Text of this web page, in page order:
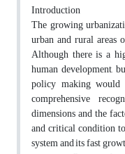
Introduction
The growing
urban and rural
Although there is a
human development,
policy making would
comprehensive
dimensions and the
and critical condition
system and its fast